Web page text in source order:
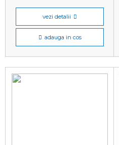
vezi detalii
adauga in cos